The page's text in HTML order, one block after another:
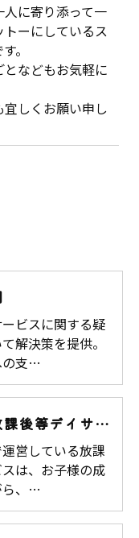
に寄り添って一
ーにしているス
。
などもお気軽に
しくお願い申し
ビスに関する疑
解決策を提供。
の支…
上三川町の放課後等デイサービス
営している放課
は、お子様の成
ら、…